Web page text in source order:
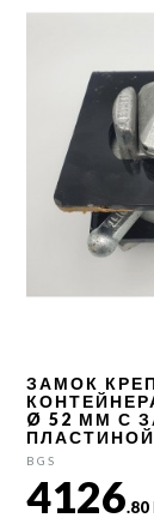
ЗАМОК
Ø 52 ММ С
BGS
4126.80